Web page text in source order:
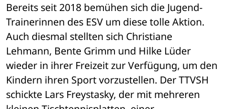
Bereits seit 2018 bemühen sich die Jugend-
Trainerinnen des ESV um diese tolle Aktion.
Auch diesmal stellten sich Christiane
Lehmann, Bente Grimm und Hilke Lüder
wieder in ihrer Freizeit zur Verfügung, um den
Kindern ihren Sport vorzustellen. Der TTVSH
schickte Lars Freystasky, der mit mehreren